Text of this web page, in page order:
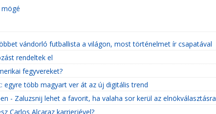
vándorló futballista a világon, most történelmet ír csapatával
rendeltek el
fegyvereket?
egyre több magyart ver át az új digitális trend
- Zaluzsnij lehet a favorit, ha valaha sor kerül az elnökválasztásra
Carlos Alcaraz karrierjével?